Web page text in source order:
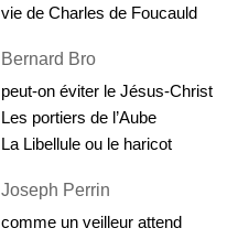
vie de Charles de Foucauld
Bernard Bro
peut-on éviter le Jésus-Christ
Les portiers de l’Aube
La Libellule ou le haricot
Joseph Perrin
comme un veilleur attend